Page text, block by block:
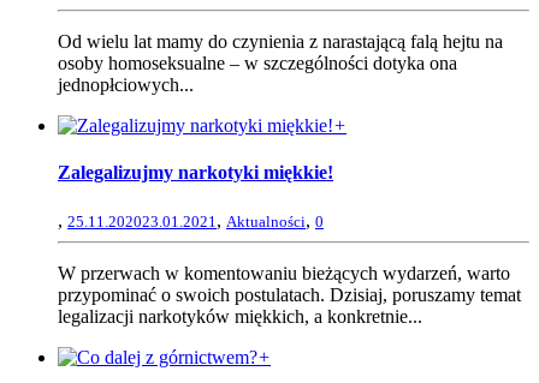
Od wielu lat mamy do czynienia z narastającą falą hejtu na
osoby homoseksualne – w szczególności dotyka ona
jednopłciowych...
+
Zalegalizujmy narkotyki miękkie!
, 25.11.202023.01.2021 , Aktualności, 0
W przerwach w komentowaniu bieżących wydarzeń, warto
przypominać o swoich postulatach. Dzisiaj, poruszamy temat
legalizacji narkotyków miękkich, a konkretnie...
+